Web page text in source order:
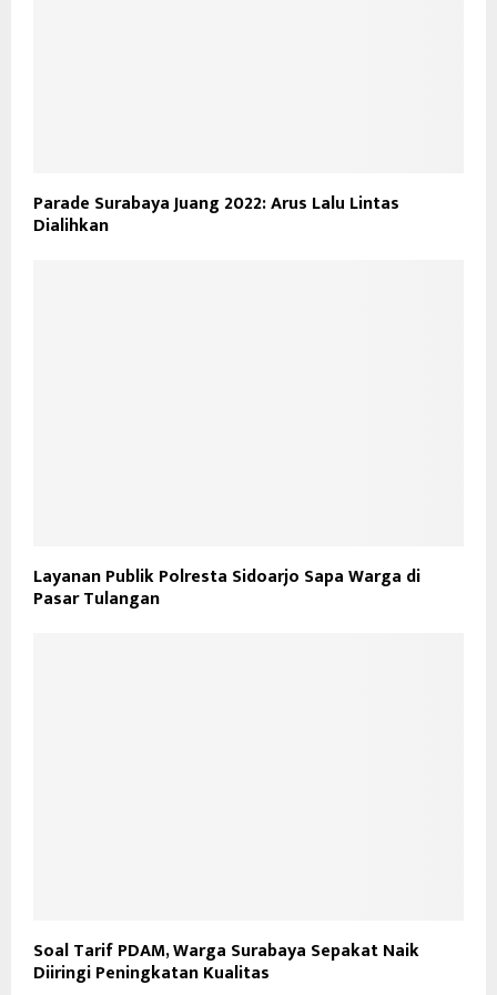
Parade Surabaya Juang 2022: Arus Lalu Lintas
Dialihkan
Layanan Publik Polresta Sidoarjo Sapa Warga di
Pasar Tulangan
Soal Tarif PDAM, Warga Surabaya Sepakat Naik
Diiringi Peningkatan Kualitas